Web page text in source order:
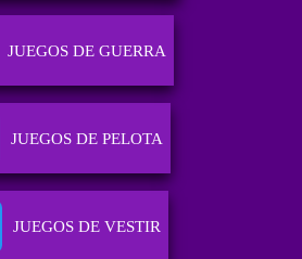
JUEGOS DE GUERRA
JUEGOS DE PELOTA
JUEGOS DE VESTIR